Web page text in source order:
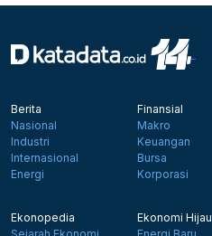
Berita
Nasional
Industri
Internasional
Energi
Finansial
Makro
Keuangan
Bursa
Korporasi
Ekonopedia
Ekonomi Hijau